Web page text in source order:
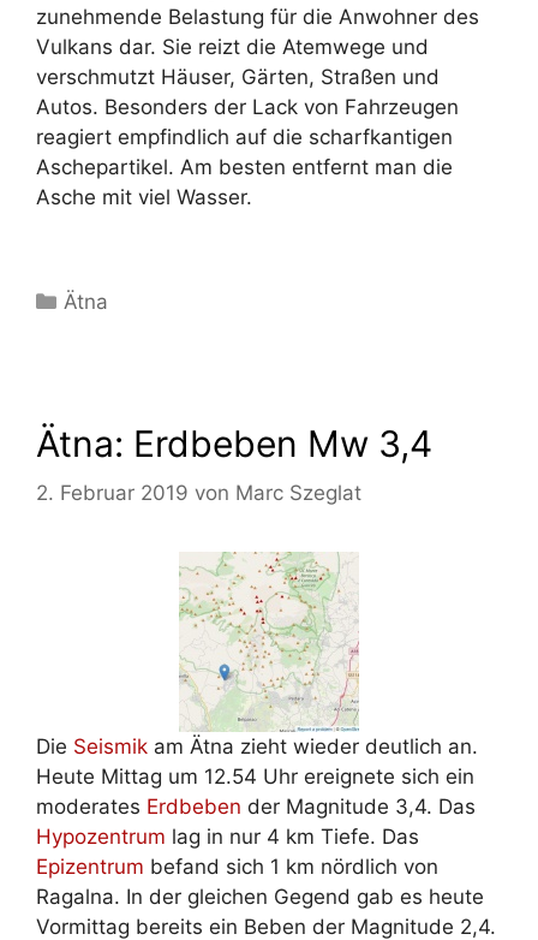
zunehmende Belastung für die Anwohner des
Vulkans dar. Sie reizt die Atemwege und
verschmutzt Häuser, Gärten, Straßen und
Autos. Besonders der Lack von Fahrzeugen
reagiert empfindlich auf die scharfkantigen
Aschepartikel. Am besten entfernt man die
Asche mit viel Wasser.
Kategorien
Ätna
Ätna: Erdbeben Mw 3,4
2. Februar 2019 von Marc Szeglat
Die Seismik am Ätna zieht wieder deutlich an.
Heute Mittag um 12.54 Uhr ereignete sich ein
moderates Erdbeben der Magnitude 3,4. Das
Hypozentrum lag in nur 4 km Tiefe. Das
Epizentrum befand sich 1 km nördlich von
Ragalna. In der gleichen Gegend gab es heute
Vormittag bereits ein Beben der Magnitude 2,4.